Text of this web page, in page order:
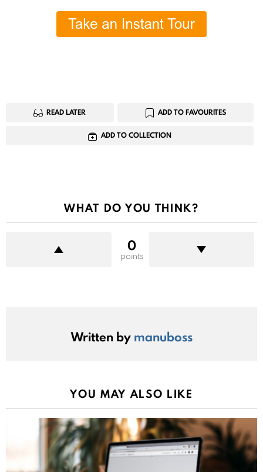
READ LATER ADD TO FAVOURITES
ADD TO COLLECTION
WHAT DO YOU THINK?
0
points
Written by manuboss
YOU MAY ALSO LIKE